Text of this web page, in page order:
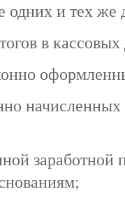
одних и тех же
в
заработной